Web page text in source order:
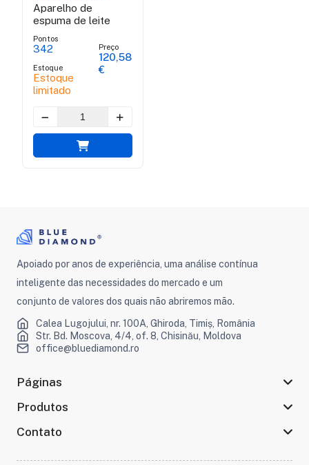
Aparelho de
espuma de leite
Pontos
342
Estoque
Estoque
limitado
Preço
120,58
€
Apoiado por anos de experiência, uma análise contínua
inteligente das necessidades do mercado e um
conjunto de valores dos quais não abriremos mão.
Calea Lugojului, nr. 100A, Ghiroda, Timiș, România
Str. Bd. Moscova, 4/4, of. 8, Chisinău, Moldova
office@bluediamond.ro
Páginas
Produtos
Contato